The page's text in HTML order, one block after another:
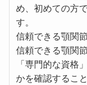
め、初めての方
す。
信頼できる顎関
信頼できる顎関
「専門的な資格
かを確認するこ